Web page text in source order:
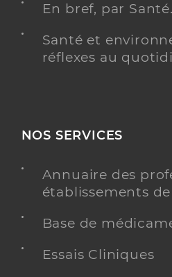
En bref, par
Santé et
réflexes au
NOS SERVICES
Annuaire des
établissements
Base de
Essais Cliniques